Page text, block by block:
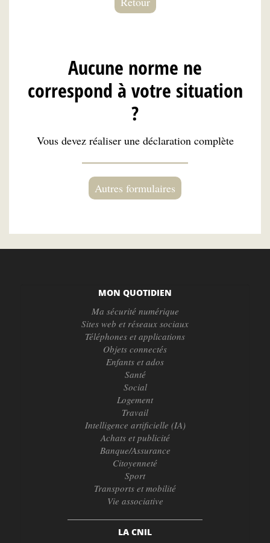
Aucune norme ne
correspond à votre situation
?
Vous devez réaliser une déclaration complète
Autres formulaires
MON QUOTIDIEN
Ma sécurité numérique
Sites web et réseaux sociaux
Téléphones et applications
Objets connectés
Enfants et ados
Santé
Social
Logement
Travail
Intelligence artificielle (IA)
Achats et publicité
Banque/Assurance
Citoyenneté
Sport
Transports et mobilité
Vie associative
LA CNIL